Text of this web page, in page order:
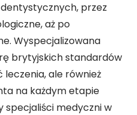
przez
aż po
Wyspecjalizowana
brytyjskich standardów
ale również
na każdym etapie
specjaliści medyczni w